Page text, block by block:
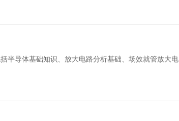
半导体基础知识、放大电路分析基础、场效就管放大电